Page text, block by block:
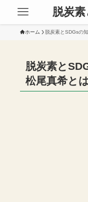
脱炭
ホーム 脱炭素とSDGsの
脱炭素と
松尾真希と